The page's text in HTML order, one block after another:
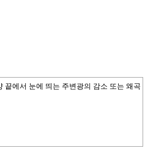
끝에서 눈에 띄는 주변광의 감소 또는 왜곡